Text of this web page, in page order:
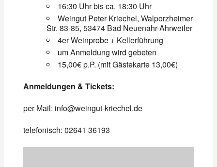
16:30 Uhr bis ca. 18:30 Uhr
Weingut Peter Kriechel, Walporzheimer
Str. 83-85, 53474 Bad Neuenahr-Ahrweiler
4er Weinprobe + Kellerführung
um Anmeldung wird gebeten
15,00€ p.P. (mit Gästekarte 13,00€)
Anmeldungen & Tickets:
per Mail: info@weingut-kriechel.de
telefonisch: 02641 36193